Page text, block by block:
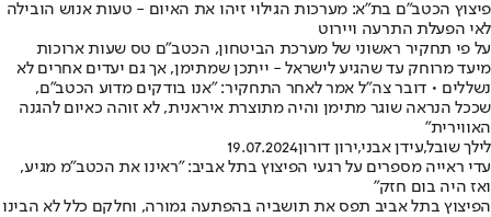
פיצוץ הכטב"ם בת"א: מערכות הגילוי זיהו את האיום - טעות אנוש הובילה
לאי הפעלת התרעה ויירוט
על פי תחקיר ראשוני של מערכת הביטחון, הכטב"ם טס שעות ארוכות
מיעד מרוחק עד שהגיע לישראל - ייתכן שמתימן, אך גם יעדים אחרים לא
נשללים • דובר צה"ל אמר לאחר התחקיר: "אנו בודקים מדוע הכטב"ם,
שככל הנראה שוגר מתימן והיה מתוצרת איראנית, לא זוהה כאיום להגנה
האווירית"
לילך שובל,עידן אבני,ירון דורון19.07.2024
עדי ראייה מספרים על רגעי הפיצוץ בתל אביב: "ראינו את הכטב"מ מגיע,
ואז היה בום חזק"
הפיצוץ בתל אביב תפס את תושביה בהפתעה גמורה, וחלקם כלל לא הבינו